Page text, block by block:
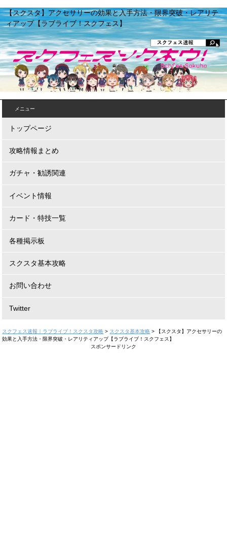
【スクスタ】アクセサリーの効果と入手方法・限界突破・レアリテ
ィアップ【ラブライブ！スクフェス】
メニュー
トップページ
攻略情報まとめ
ガチャ・勧誘関連
イベント情報
カード・特技一覧
各種掲示板
スクスタ基本攻略
お問い合わせ
Twitter
スクフェス速報｜ラブライブ！スクスタ攻略 > スクスタ基本攻略 >
【スクスタ】アクセサリーの
効果と入手方法・限界突破・レアリティアップ【ラブライブ！スクフェス】
スポンサードリンク